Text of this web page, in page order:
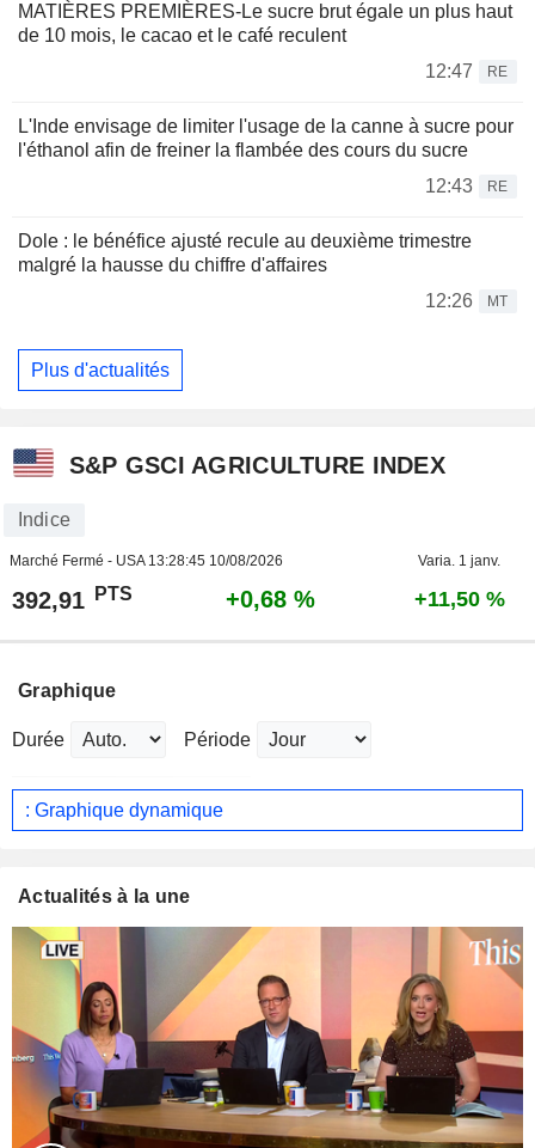
MATIÈRES PREMIÈRES-Le sucre brut égale un plus haut
de 10 mois, le cacao et le café reculent
12:47
RE
L'Inde envisage de limiter l'usage de la canne à sucre pour
l'éthanol afin de freiner la flambée des cours du sucre
12:43
RE
Dole : le bénéfice ajusté recule au deuxième trimestre
malgré la hausse du chiffre d'affaires
12:26
MT
Plus d'actualités
S&P GSCI AGRICULTURE INDEX
Indice
Marché Fermé - USA 13:28:45 10/08/2026 Varia. 1 janv.
392,91 PTS +0,68 % +11,50 %
Graphique
Durée Période
: Graphique dynamique
Actualités à la une